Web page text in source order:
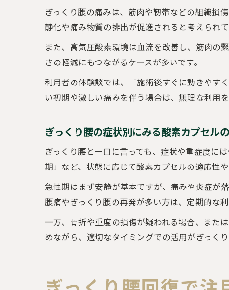
ぎっくり腰の痛みは、筋肉や靭帯などの組織損
静化や痛み物質の排出が促進されると考えられて
また、高気圧酸素環境は血流を改善し、筋肉の
さの軽減にもつながるケースが多いです。
利用者の体験談では、「施術後すぐに動きやす
い初期や激しい痛みを伴う場合は、無理な利用
ぎっくり腰の症状別にみる酸素カプセル
ぎっくり腰と一口に言っても、症状や重症度に
期」など、状態に応じて酸素カプセルの適応性
急性期はまず安静が基本ですが、痛みや炎症が
腰痛やぎっくり腰の再発が多い方は、定期的な
一方、骨折や重度の損傷が疑われる場合、また
めながら、適切なタイミングでの活用がぎっくり